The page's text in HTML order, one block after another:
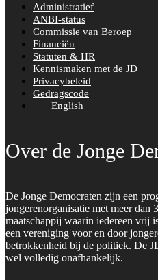
Administratief
ANBI-status
Commissie van Beroep
Financiën
Statuten & HR
Kennismaken met de JD
Privacybeleid
Gedragscode
English
Over de Jonge
De Jonge Democraten zijn een
jongerenorganisatie met meer dan
maatschappij waarin iedereen vrij
een vereniging voor en door
betrokkenheid bij de politiek. De
wel volledig onafhankelijk.